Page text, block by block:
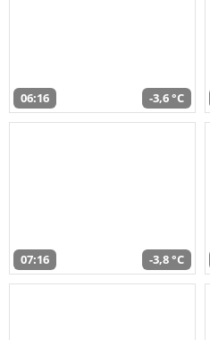
06:16 -3,6 °C
07:16 -3,8 °C